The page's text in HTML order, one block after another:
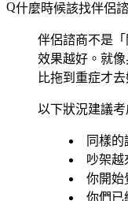
什麼時候該找伴侶
伴侶諮商不是
效果越好。就
比拖到重症才去
以下狀況建議考
同樣
吵架越
你開始
你們已